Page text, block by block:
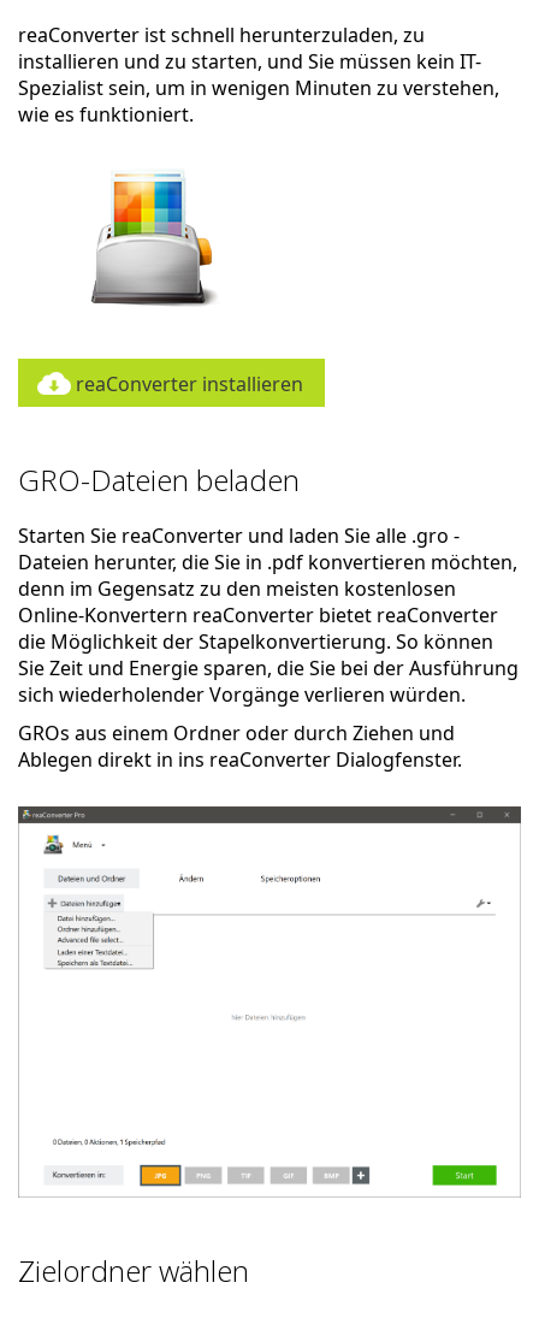
reaConverter ist schnell herunterzuladen, zu
installieren und zu starten, und Sie müssen kein IT-
Spezialist sein, um in wenigen Minuten zu verstehen,
wie es funktioniert.
reaConverter installieren
GRO-Dateien beladen
Starten Sie reaConverter und laden Sie alle .gro -
Dateien herunter, die Sie in .pdf konvertieren möchten,
denn im Gegensatz zu den meisten kostenlosen
Online-Konvertern reaConverter bietet reaConverter
die Möglichkeit der Stapelkonvertierung. So können
Sie Zeit und Energie sparen, die Sie bei der Ausführung
sich wiederholender Vorgänge verlieren würden.
GROs aus einem Ordner oder durch Ziehen und
Ablegen direkt in ins reaConverter Dialogfenster.
Zielordner wählen